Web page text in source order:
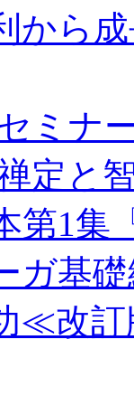
から
ミナ
定と
第1集
ガ基
≪改